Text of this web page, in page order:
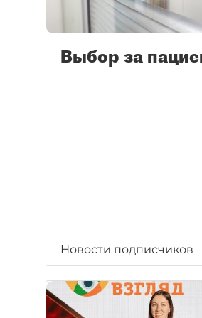
Выбор за
Новости подписчиков